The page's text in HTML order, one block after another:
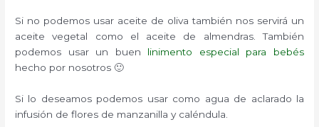
Si no podemos usar aceite de oliva también nos servirá un
aceite vegetal como el aceite de almendras. También
podemos usar un buen linimento especial para bebés
hecho por nosotros 🙂
Si lo deseamos podemos usar como agua de aclarado la
infusión de flores de manzanilla y caléndula.